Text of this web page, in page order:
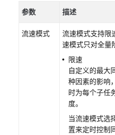
参数 描述
流速模式
流速模式支持限
速模式只对全量
限速
自定义的最大
种因素的影响
时为每个子任
度。
当流速模式选
置来定时控制